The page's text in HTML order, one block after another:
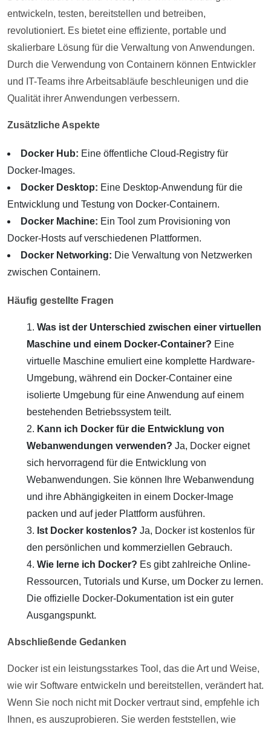
entwickeln, testen, bereitstellen und betreiben,
revolutioniert. Es bietet eine effiziente, portable und
skalierbare Lösung für die Verwaltung von Anwendungen.
Durch die Verwendung von Containern können Entwickler
und IT-Teams ihre Arbeitsabläufe beschleunigen und die
Qualität ihrer Anwendungen verbessern.
Zusätzliche Aspekte
Docker Hub: Eine öffentliche Cloud-Registry für
Docker-Images.
Docker Desktop: Eine Desktop-Anwendung für die
Entwicklung und Testung von Docker-Containern.
Docker Machine: Ein Tool zum Provisioning von
Docker-Hosts auf verschiedenen Plattformen.
Docker Networking: Die Verwaltung von Netzwerken
zwischen Containern.
Häufig gestellte Fragen
Was ist der Unterschied zwischen einer virtuellen
Maschine und einem Docker-Container? Eine
virtuelle Maschine emuliert eine komplette Hardware-
Umgebung, während ein Docker-Container eine
isolierte Umgebung für eine Anwendung auf einem
bestehenden Betriebssystem teilt.
Kann ich Docker für die Entwicklung von
Webanwendungen verwenden? Ja, Docker eignet
sich hervorragend für die Entwicklung von
Webanwendungen. Sie können Ihre Webanwendung
und ihre Abhängigkeiten in einem Docker-Image
packen und auf jeder Plattform ausführen.
Ist Docker kostenlos? Ja, Docker ist kostenlos für
den persönlichen und kommerziellen Gebrauch.
Wie lerne ich Docker? Es gibt zahlreiche Online-
Ressourcen, Tutorials und Kurse, um Docker zu lernen.
Die offizielle Docker-Dokumentation ist ein guter
Ausgangspunkt.
Abschließende Gedanken
Docker ist ein leistungsstarkes Tool, das die Art und Weise,
wie wir Software entwickeln und bereitstellen, verändert hat.
Wenn Sie noch nicht mit Docker vertraut sind, empfehle ich
Ihnen, es auszuprobieren. Sie werden feststellen, wie